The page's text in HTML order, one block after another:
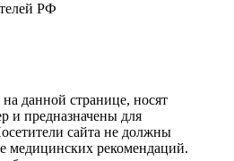
РФ
данной странице, носят
и предназначены для
сайта не должны
медицинских рекомендаций.